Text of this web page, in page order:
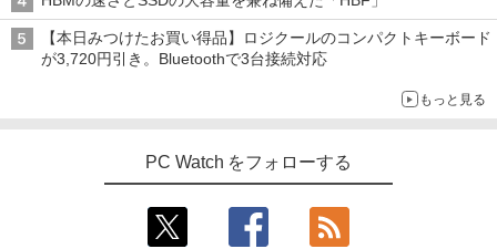
] [ 水 ] [ ペットボトル ] [ 箱買い ] [ ストック
] [ 水分補給 ]
￥810
第8世代Core i3/i5 Core i7 最大メモリ16
GB 新品SSD256GB 東芝 NEC有名メー
カー15.6型 DVD内蔵 15.6インチ HDMI P
olaris Office搭載 最新MicrosoftOffice2
book G83/M / Windows11/ 高性能 第8
世代Core i5-8250u/ 8GB/ 爆速NVMe式2
2 WiFi5 Bluetooth5.0 Nucbox みにpc
Ryzen 5 N95/N97/N100/4300U/N150よ
り高性能
【中古ゲーミングPC】ドスパラ GALLE
RIA RT5 / GeForce GTX 1660 / Ryzen 5
TB / Windows11
イ 23.8インチ パソコンモニター 新品 Fe
uVision FSID24BF0SI フュービジョン
ゲーミングモニター
アイリスオーヤマ △ポータブルモニター
15.6インチ DP-EF164S-B ブラック
￥13,068
￥1,689
細胞の分子生物学 [ 中村 桂子 ]
【本日みつけたお買い得品】ロジクールのコンパクトキーボード
が3,720円引き。Bluetoothで3台接続対応
もっと見る
PC Watch をフォローする